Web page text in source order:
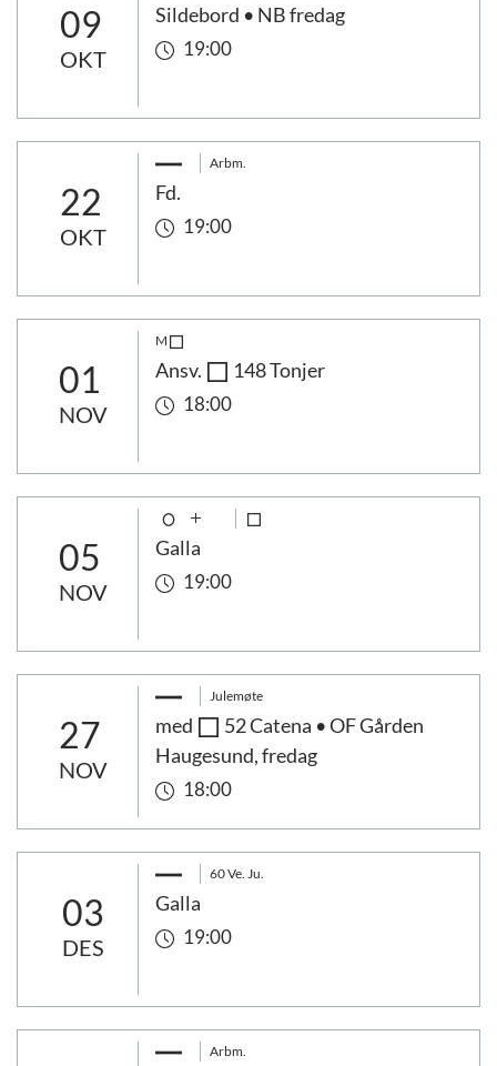
09
OKT
Sildebord • NB fredag
19:00
22
OKT
Arbm.
Fd.
19:00
01
NOV
M
Ansv. 148 Tonjer
18:00
05
NOV
Galla
19:00
27
NOV
Julemøte
med
52 Catena • OF Gården
Haugesund, fredag
18:00
03
DES
60 Ve. Ju.
Galla
19:00
Arbm.